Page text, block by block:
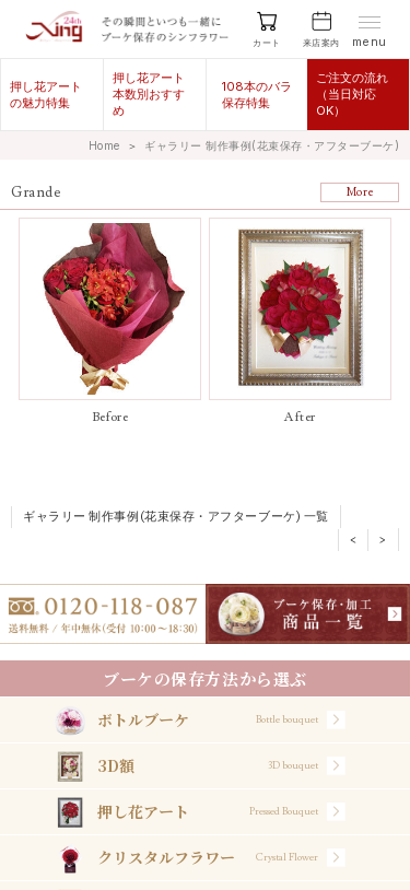
カート 来店案内 menu
押し花アート
の魅力特集
押し花アート
本数別おすす
め
108本のバラ
保存特集
ご注文の流れ
（当日対応
OK）
Home ＞ ギャラリー 制作事例(花束保存・アフターブーケ)
More
Grande
Before After
ギャラリー 制作事例(花束保存・アフターブーケ) 一覧
<
>
ブーケの保存方法から選ぶ
ボトルブーケ Bottle bouquet
3D額 3D bouquet
押し花アート Pressed Bouquet
クリスタルフラワー Crystal Flower